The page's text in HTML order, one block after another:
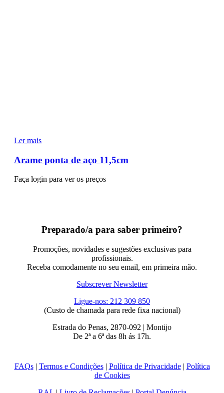
Ler mais
Arame ponta de aço 11,5cm
Faça login para ver os preços
Preparado/a para saber primeiro?
Promoções, novidades e sugestões exclusivas para
profissionais.
Receba comodamente no seu email, em primeira mão.
Subscrever Newsletter
Ligue-nos: 212 309 850
(Custo de chamada para rede fixa nacional)
Estrada do Penas, 2870-092 | Montijo
De 2ª a 6ª das 8h ás 17h.
FAQs| Termos e Condições| Política de Privacidade| Política
de Cookies